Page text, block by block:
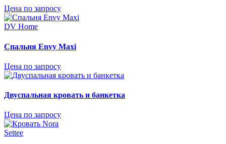
Цена по запросу
DV Home
Спальня Envy Maxi
Цена по запросу
Двуспальная кровать и банкетка
Цена по запросу
Settee